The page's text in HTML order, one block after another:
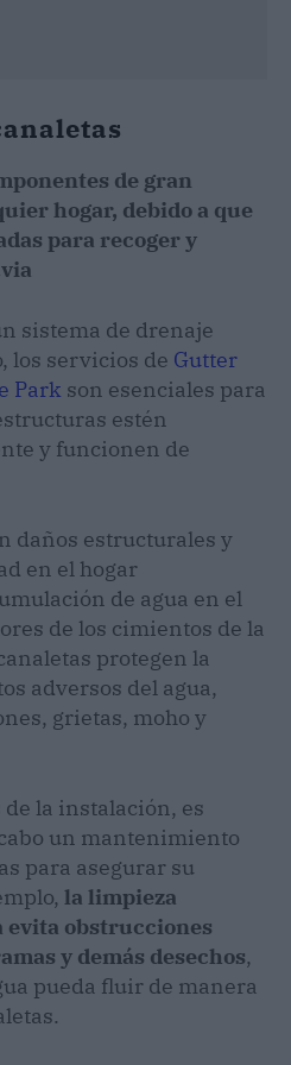
de gran
hogar, debido a que
para recoger y
sistema de drenaje
los servicios de Gutter
Park son esenciales para
estén
y funcionen de
daños estructurales y
en el hogar
de agua en el
de los cimientos de la
protegen la
adversos del agua,
grietas, moho y
la instalación, es
un mantenimiento
para asegurar su
la limpieza
evita obstrucciones
y demás desechos,
pueda fluir de manera